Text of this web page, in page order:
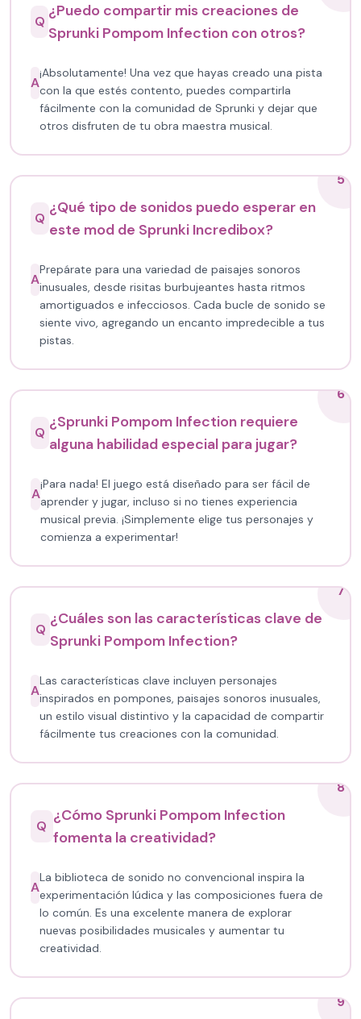
Q
¿Puedo compartir mis creaciones de
Sprunki Pompom Infection con otros?
A
¡Absolutamente! Una vez que hayas creado una pista
con la que estés contento, puedes compartirla
fácilmente con la comunidad de Sprunki y dejar que
otros disfruten de tu obra maestra musical.
5
Q
¿Qué tipo de sonidos puedo esperar en
este mod de Sprunki Incredibox?
A
Prepárate para una variedad de paisajes sonoros
inusuales, desde risitas burbujeantes hasta ritmos
amortiguados e infecciosos. Cada bucle de sonido se
siente vivo, agregando un encanto impredecible a tus
pistas.
6
Q
¿Sprunki Pompom Infection requiere
alguna habilidad especial para jugar?
A
¡Para nada! El juego está diseñado para ser fácil de
aprender y jugar, incluso si no tienes experiencia
musical previa. ¡Simplemente elige tus personajes y
comienza a experimentar!
7
Q
¿Cuáles son las características clave de
Sprunki Pompom Infection?
A
Las características clave incluyen personajes
inspirados en pompones, paisajes sonoros inusuales,
un estilo visual distintivo y la capacidad de compartir
fácilmente tus creaciones con la comunidad.
8
Q
¿Cómo Sprunki Pompom Infection
fomenta la creatividad?
A
La biblioteca de sonido no convencional inspira la
experimentación lúdica y las composiciones fuera de
lo común. Es una excelente manera de explorar
nuevas posibilidades musicales y aumentar tu
creatividad.
9